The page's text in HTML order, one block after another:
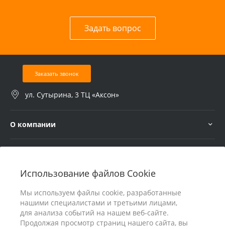
Использование файлов Cookie
Мы используем файлы cookie, разработанные
нашими специалистами и третьими лицами,
для анализа событий на нашем веб-сайте.
Продолжая просмотр страниц нашего сайта, вы
Задать вопрос
Заказать звонок
ул. Сутырина, 3 ТЦ «Аксон»
О компании